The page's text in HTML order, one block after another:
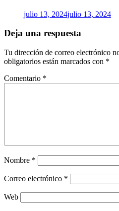
julio 13, 2024julio 13, 2024
Deja una respuesta
Tu dirección de correo electrónico
obligatorios están marcados con *
Comentario *
Nombre *
Correo electrónico *
Web